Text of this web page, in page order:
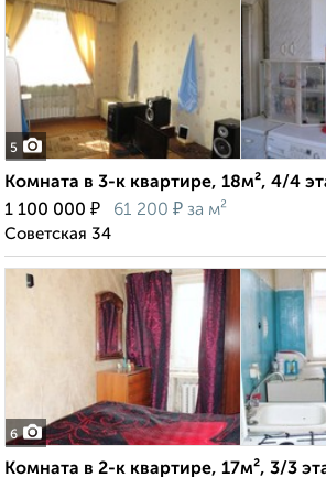
5
Комната в 3-к квартире, 18м², 4/4
1 100 000 ₽ 61 200 ₽ за м²
Советская 34
6
Комната в 2-к квартире, 17м², 3/3